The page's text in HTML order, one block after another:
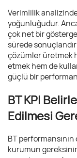
Verimlilik
yoğunluğudur.
çok net bir
sürede
çözümler üretmek
etmek hem de
güçlü bir
BT KPI
Edilmesi
BT
kurumun